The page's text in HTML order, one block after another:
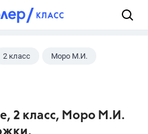
2 класс Моро М.И.
2 класс, Моро М.И.